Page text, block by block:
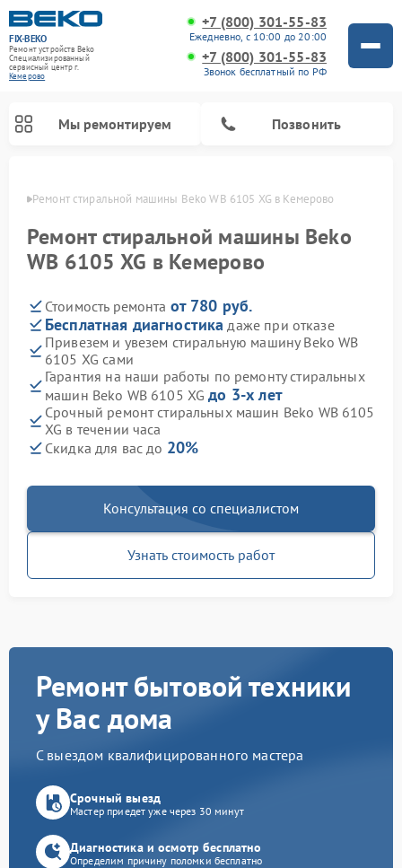
FIX-BEKO
Ремонт устройств Beko
Специализированный
cервисный центр г.
Кемерово
+7 (800) 301-55-83
Ежедневно, с 10:00 до 20:00
+7 (800) 301-55-83
Звонок бесплатный по РФ
Мы ремонтируем Позвонить
Ремонт стиральной машины Beko WB 6105 XG в Кемерово
Ремонт стиральной машины Beko
WB 6105 XG в Кемерово
Стоимость ремонта от 780 руб.
Бесплатная диагностика даже при отказе
Привезем и увезем стиральную машину Beko WB
6105 XG сами
Гарантия на наши работы по ремонту стиральных
машин Beko WB 6105 XGдо 3-х лет
Срочный ремонт стиральных машин Beko WB 6105
XG в течении часа
Скидка для вас до 20%
Консультация со специалистом
Узнать стоимость работ
Ремонт бытовой техники
у Вас дома
С выездом квалифицированного мастера
Срочный выезд
Мастер приедет уже через 30 минут
Диагностика и осмотр бесплатно
Определим причину поломки бесплатно